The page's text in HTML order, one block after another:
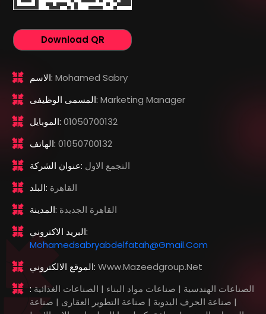
Download QR
الاسم: Mohamed Sabry
المسمى الوظيفى: Marketing Manager
الموبايل: 01050700132
الهاتف: 01050700132
عنوان الشركة: التجمع الاول
البلد: القاهرة
المدينة: القاهرة الجديدة
البريد الاكتروني:
Mohamedsabryabdelfatah@gmail.com
الموقع الالكتروني: Www.mazeedgroup.net
:
| صناعة الحرف اليدوية | صناعة التطوير العقارى | صناعة